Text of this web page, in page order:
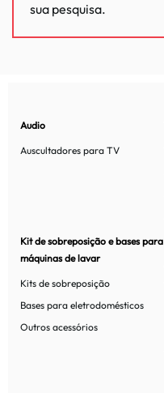
sua pesquisa.
Audio
Auscultadores para TV
Kit de sobreposição e bases para
máquinas de lavar
Kits de sobreposição
Bases para eletrodomésticos
Outros acessórios